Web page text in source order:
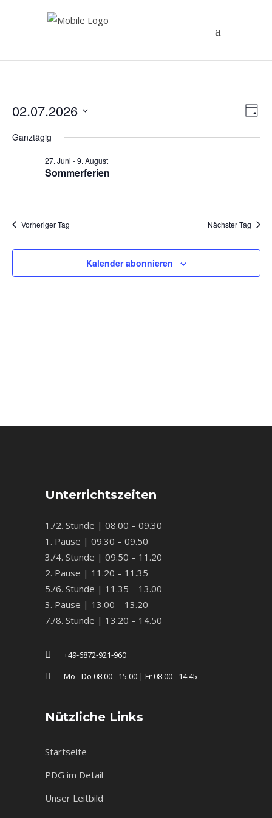
Veranstaltungen
für
Juli
2026
Tag
02.07.2026
wählen.
Ganztägig
Sommerferien
27. Juni -9. August
Vorheriger Tag Nächster Tag
Kalender abonnieren
Unterrichtszeiten
1./2. Stunde | 08.00 – 09.30
1. Pause | 09.30 – 09.50
3./4. Stunde | 09.50 – 11.20
2. Pause | 11.20 – 11.35
5./6. Stunde | 11.35 – 13.00
3. Pause | 13.00 – 13.20
7./8. Stunde | 13.20 – 14.50
+49-6872-921-960
Mo - Do 08.00 - 15.00 | Fr 08.00 - 14.45
Nützliche Links
Startseite
PDG im Detail
Unser Leitbild